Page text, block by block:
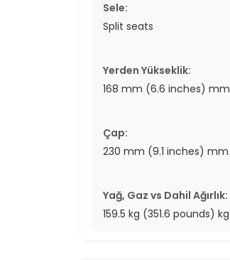
Sele:
Split seats
Yerden Yükseklik:
168 mm (6.6 inches) mm
Çap:
230 mm (9.1 inches) mm
Yağ, Gaz vs Dahil Ağırlık:
159.5 kg (351.6 pounds) kg